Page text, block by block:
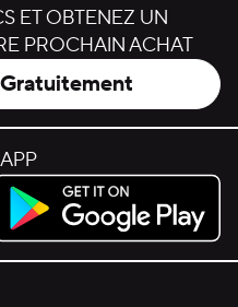
ET OBTENEZ UN
PROCHAIN ACHAT
it on Google Play.